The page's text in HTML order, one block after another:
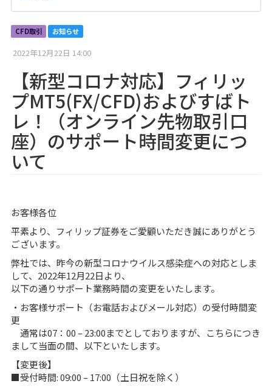
CFD取引 お知らせ
2022年12月22日 14:00
【新型コロナ対応】フィリッ
プMT5(FX/CFD)およびすばト
レ！（オンライン先物取引口
座）のサポート時間変更につ
いて
お客様各位
平素より、フィリップ証券をご愛顧いただき誠にありがとう
ございます。
弊社では、昨今の新型コロナウイルス感染症への対応としま
して、2022年12月22日より、
以下の通りサポート業務時間の変更をいたします。
・お客様サポート（お電話およびメール対応）の受付時間変
更
通常は07：00 – 23:00までとしておりますが、こちらにつき
まして当面の間、以下といたします。
【変更後】
■受付時間: 09:00 – 17:00（土日祝を除く）